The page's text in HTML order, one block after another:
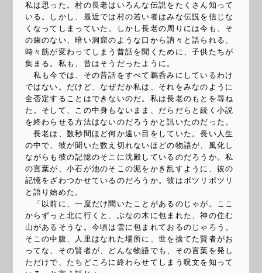
私は思った。村の長老はいろんな伝説をたくさん知って
いる。しかし、最近では村の若い者はみな伝説を信じな
くなってしまっていた。しかし長老の周りには今も、そ
の歯のない、暗い洞窟のような口から訥々と語られる、
時々筋が変わってしまう昔話を聞くために、子供たちが
集まる。私も、昔はそうだったように。
私も今では、その昔話をすべて鵜呑みにしているわけ
ではない。だけど、なぜだか私は、それをみなのように
全否定することはできないのだ。私は長老のもとを尋ね
た。そして、この中身もないまま、だらだらと続く小説
を終わらせる方法はないのだろうかと訊いたのだった。
長老は、数秒間ほど何か遠い目をしていた。長い人生
の中で、彼が聞いた数え切れないほどの物語が、風化し
ながらも彼の記憶のそこに沈殿しているのだろうか。私
の言葉が、小石が池のそこの泥をかき乱すように、彼の
記憶をざわつかせているのだろうか。彼はポツリポツリ
と語り始めた。
「以前に、一度だけ聞いたことがあるのじゃが。ここ
からずっと北に行くと、ぶなの木に包まれた、神の住む
山があるそうな。今頃は雪に包まれておるのじゃろう。
そこの中腹、人里はなれた場所に、世を捨てた賢者がお
ってな、その賢者が、どんな物語でも、その言葉を発し
ただけで、たちどころに終わらせてしまう呪文を知って